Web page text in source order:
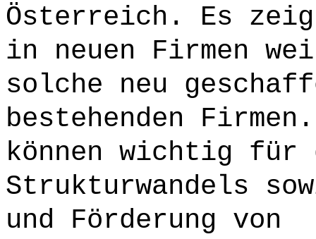
Österreich. Es
in neuen Firmen
solche neu
bestehenden
können wichtig für
Strukturwandels
und Förderung von